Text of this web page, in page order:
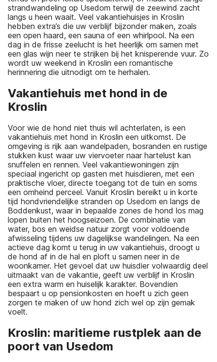
strandwandeling op Usedom terwijl de zeewind zacht
langs u heen waait. Veel vakantiehuisjes in Kroslin
hebben extra’s die uw verblijf bijzonder maken, zoals
een open haard, een sauna of een whirlpool. Na een
dag in de frisse zeelucht is het heerlijk om samen met
een glas wijn neer te strijken bij het knisperende vuur. Zo
wordt uw weekend in Kroslin een romantische
herinnering die uitnodigt om te herhalen.
Vakantiehuis met hond in de
Kroslin
Voor wie de hond niet thuis wil achterlaten, is een
vakantiehuis met hond in Kroslin een uitkomst. De
omgeving is rijk aan wandelpaden, bosranden en rustige
stukken kust waar uw viervoeter naar hartelust kan
snuffelen en rennen. Veel vakantiewoningen zijn
speciaal ingericht op gasten met huisdieren, met een
praktische vloer, directe toegang tot de tuin en soms
een omheind perceel. Vanuit Kroslin bereikt u in korte
tijd hondvriendelijke stranden op Usedom en langs de
Boddenkust, waar in bepaalde zones de hond los mag
lopen buiten het hoogseizoen. De combinatie van
water, bos en weidse natuur zorgt voor voldoende
afwisseling tijdens uw dagelijkse wandelingen. Na een
actieve dag komt u terug in uw vakantiehuis, droogt u
de hond af in de hal en ploft u samen neer in de
woonkamer. Het gevoel dat uw huisdier volwaardig deel
uitmaakt van de vakantie, geeft uw verblijf in Kroslin
een extra warm en huiselijk karakter. Bovendien
bespaart u op pensionkosten en hoeft u zich geen
zorgen te maken of uw hond zich wel op zijn gemak
voelt.
Kroslin: maritieme rustplek aan de
poort van Usedom